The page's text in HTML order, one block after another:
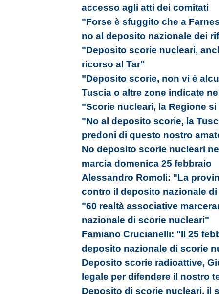
accesso agli atti dei comitati
"Forse è sfuggito che a
no al deposito nazionale dei
"Deposito scorie nucleari,
ricorso al Tar"
"Deposito scorie, non vi è
Tuscia o altre zone indicate
"Scorie nucleari, la Regione
"No al deposito scorie, la
predoni di questo nostro
No deposito scorie nucleari
marcia domenica 25 febbraio
Alessandro Romoli: "La
contro il deposito nazionale
"60 realtà associative
nazionale di scorie nucleari"
Famiano Crucianelli: "Il 25
deposito nazionale di scorie
Deposito scorie radioattive,
legale per difendere il nostro
Deposito di scorie nucleari, il